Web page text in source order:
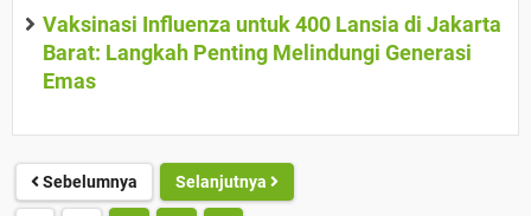
Vaksinasi Influenza untuk 400 Lansia di Jakarta
Barat: Langkah Penting Melindungi Generasi
Emas
Sebelumnya Selanjutnya